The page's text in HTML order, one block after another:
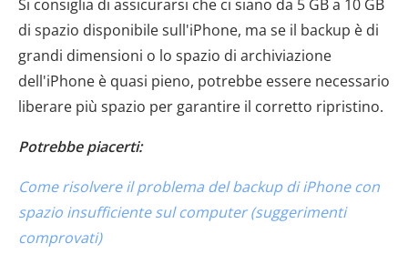
Si consiglia di assicurarsi che ci siano da 5 GB a 10 GB
di spazio disponibile sull'iPhone, ma se il backup è di
grandi dimensioni o lo spazio di archiviazione
dell'iPhone è quasi pieno, potrebbe essere necessario
liberare più spazio per garantire il corretto ripristino.
Potrebbe piacerti:
Come risolvere il problema del backup di iPhone con
spazio insufficiente sul computer (suggerimenti
comprovati)